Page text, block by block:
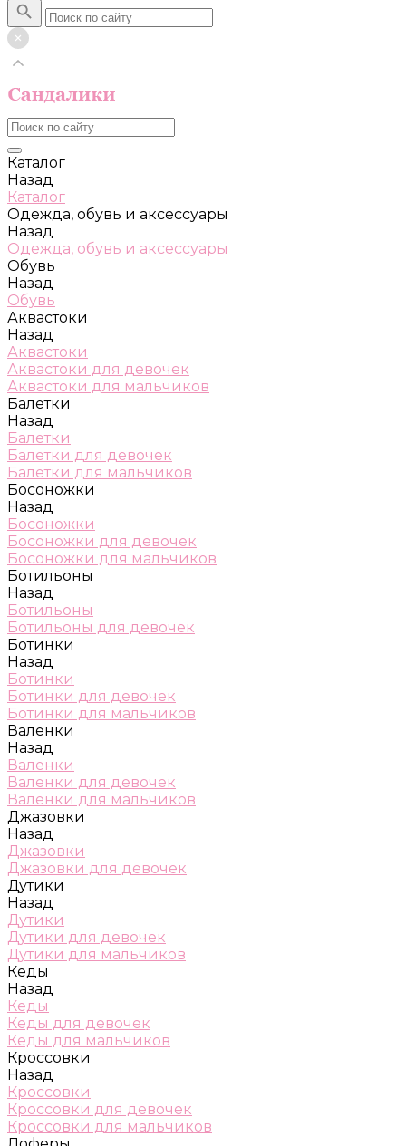
Каталог
Назад
Каталог
Одежда, обувь и аксессуары
Назад
Одежда, обувь и аксессуары
Обувь
Назад
Обувь
Аквастоки
Назад
Аквастоки
Аквастоки для девочек
Аквастоки для мальчиков
Балетки
Назад
Балетки
Балетки для девочек
Балетки для мальчиков
Босоножки
Назад
Босоножки
Босоножки для девочек
Босоножки для мальчиков
Ботильоны
Назад
Ботильоны
Ботильоны для девочек
Ботинки
Назад
Ботинки
Ботинки для девочек
Ботинки для мальчиков
Валенки
Назад
Валенки
Валенки для девочек
Валенки для мальчиков
Джазовки
Назад
Джазовки
Джазовки для девочек
Дутики
Назад
Дутики
Дутики для девочек
Дутики для мальчиков
Кеды
Назад
Кеды
Кеды для девочек
Кеды для мальчиков
Кроссовки
Назад
Кроссовки
Кроссовки для девочек
Кроссовки для мальчиков